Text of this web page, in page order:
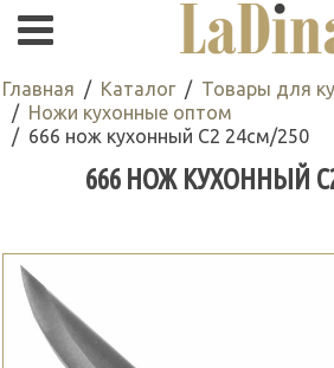
Главная Каталог
Товары для
Ножи кухонные оптом
666 нож кухонный C2 24см/250
666 НОЖ КУХОННЫЙ